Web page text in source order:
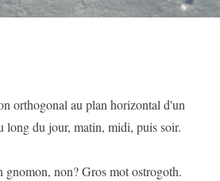
orthogonal au plan horizontal d'un
long du jour, matin, midi, puis soir.
non? Gros mot ostrogoth.